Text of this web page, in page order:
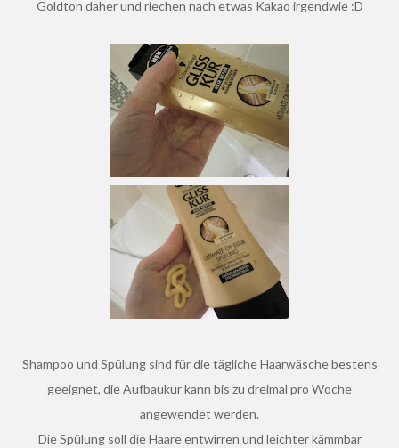
Goldton daher und riechen nach etwas Kakao irgendwie :D
Shampoo und Spülung sind für die tägliche Haarwäsche bestens
geeignet, die Aufbaukur kann bis zu dreimal pro Woche
angewendet werden.
Die Spülung soll die Haare entwirren und leichter kämmbar